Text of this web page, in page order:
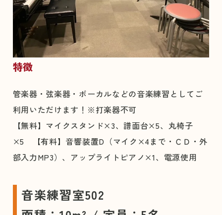
特徴
管楽器・弦楽器・ボーカルなどの音楽練習としてご
利用いただけます！※打楽器不可
【無料】マイクスタンド×3、譜面台×5、丸椅子
×5 【有料】音響装置D（マイク×4まで・ＣＤ・外
部入力MP3）、アップライトピアノ×1、電源使用
音楽練習室502